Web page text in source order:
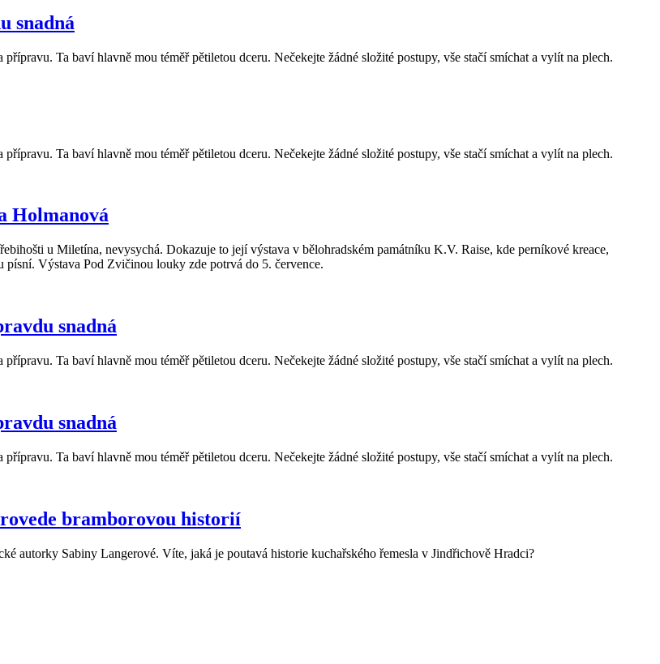
snadná
Ta baví hlavně mou téměř pětiletou dceru. Nečekejte žádné složité postupy, vše stačí smíchat a vylít na plech.
Ta baví hlavně mou téměř pětiletou dceru. Nečekejte žádné složité postupy, vše stačí smíchat a vylít na plech.
Holmanová
u Miletína, nevysychá. Dokazuje to její výstava v bělohradském památníku K.V. Raise, kde perníkové kreace,
Výstava Pod Zvičinou louky zde potrvá do 5. července.
snadná
Ta baví hlavně mou téměř pětiletou dceru. Nečekejte žádné složité postupy, vše stačí smíchat a vylít na plech.
snadná
Ta baví hlavně mou téměř pětiletou dceru. Nečekejte žádné složité postupy, vše stačí smíchat a vylít na plech.
bramborovou historií
autorky Sabiny Langerové. Víte, jaká je poutavá historie kuchařského řemesla v Jindřichově Hradci?